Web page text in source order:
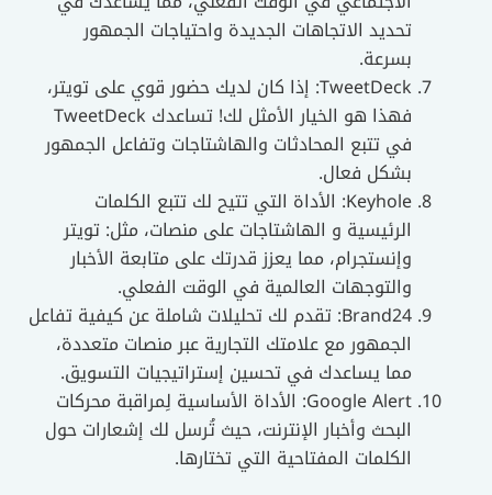
تحديد الاتجاهات الجديدة واحتياجات الجمهور
بسرعة.
TweetDeck: إذا كان لديك حضور قوي على تويتر،
فهذا هو الخيار الأمثل لك! تساعدك TweetDeck
في تتبع المحادثات والهاشتاجات وتفاعل الجمهور
بشكل فعال.
Keyhole: الأداة التي تتيح لك تتبع الكلمات
الرئيسية و الهاشتاجات على منصات، مثل: تويتر
وإنستجرام، مما يعزز قدرتك على متابعة الأخبار
والتوجهات العالمية في الوقت الفعلي.
Brand24: تقدم لك تحليلات شاملة عن كيفية تفاعل
الجمهور مع علامتك التجارية عبر منصات متعددة،
مما يساعدك في تحسين إستراتيجيات التسويق.
Google Alert: الأداة الأساسية لِمراقبة محركات
البحث وأخبار الإنترنت، حيث تُرسل لك إشعارات حول
الكلمات المفتاحية التي تختارها.